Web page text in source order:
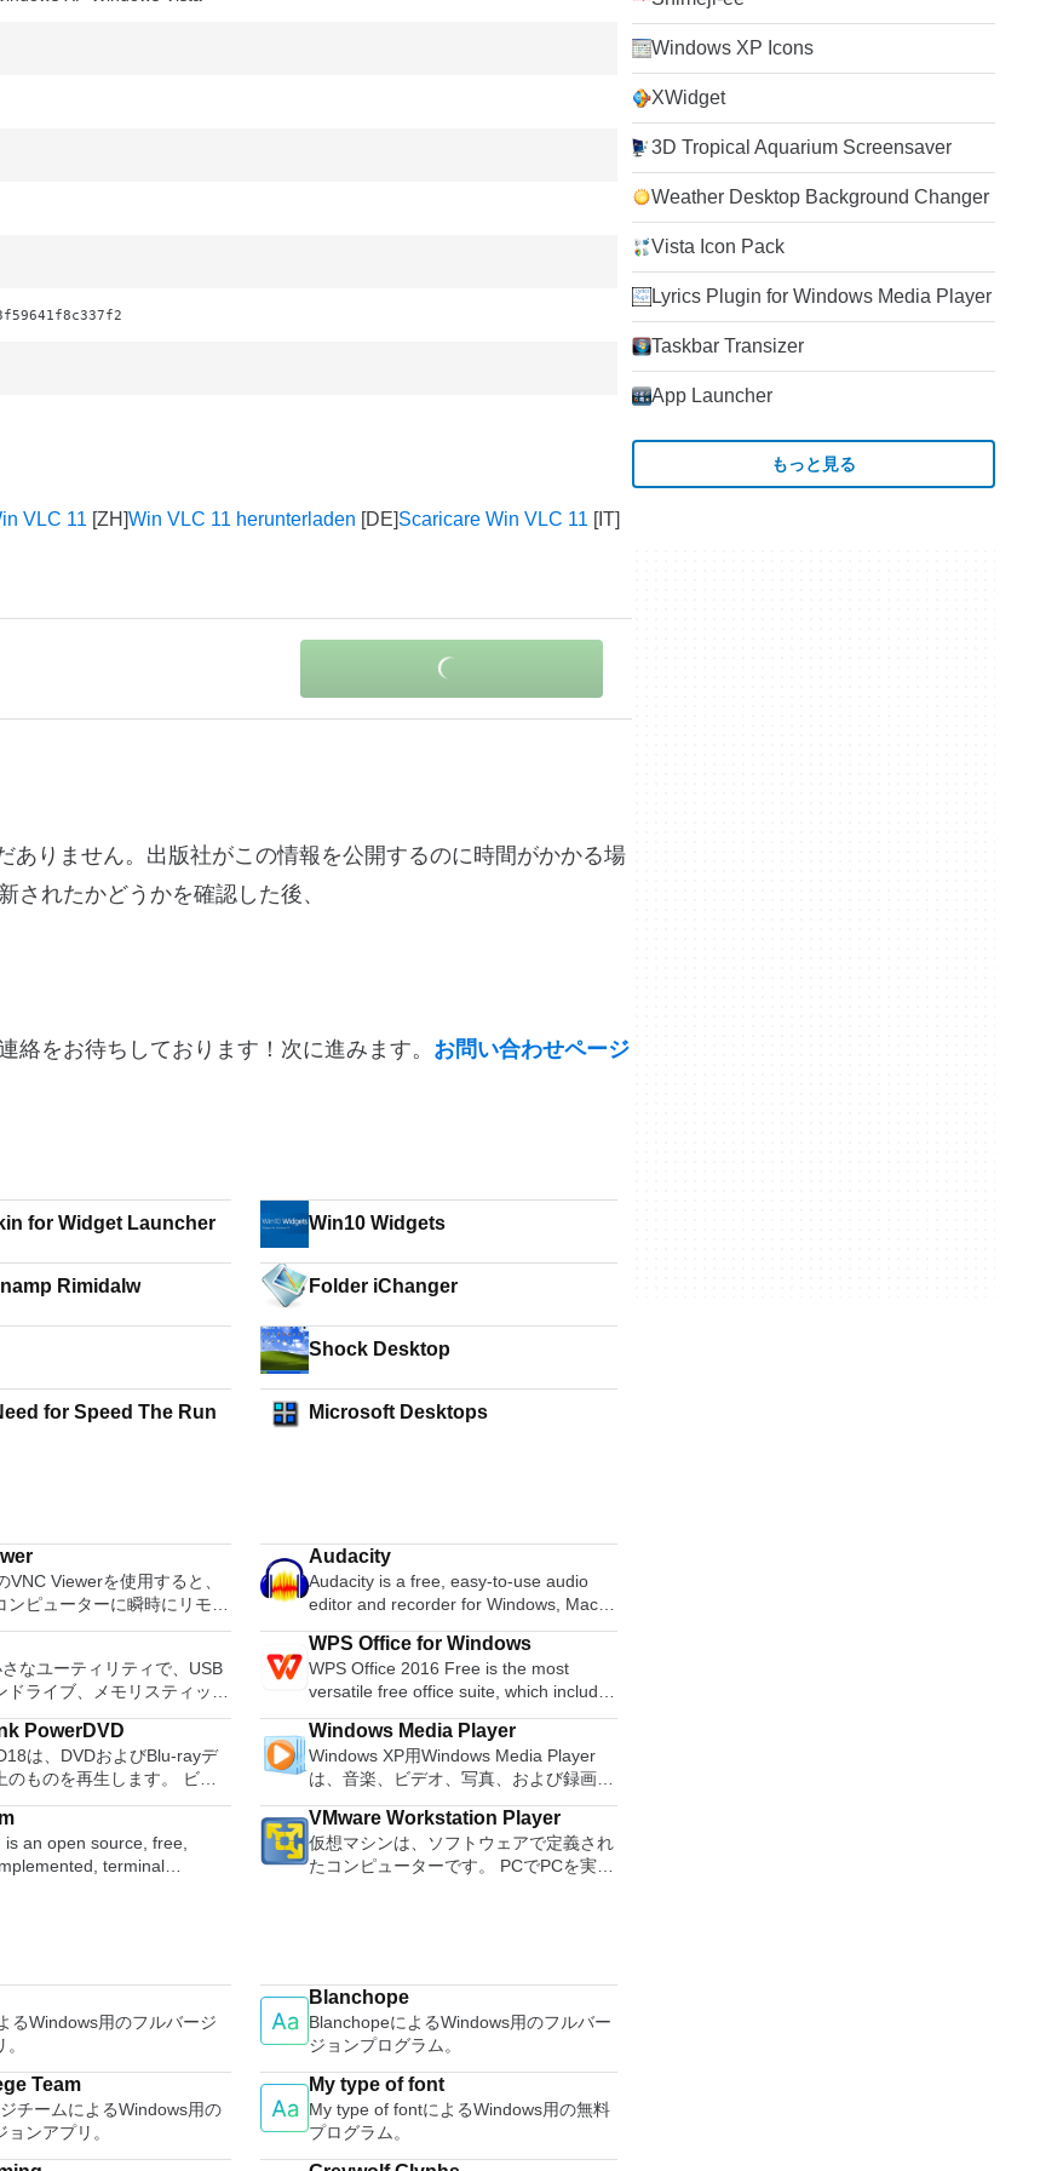
VLC 11 Win VLC 11 herunterladen
Scaricare Win VLC 11
りません。出版社がこの情報を公開するのに時間がかかる場
されたかどうかを確認した後、
をお待ちしております！次に進みます。 お問い合わせページ
for Widget Launcher Win10 Widgets
Rimidalw Folder iChanger
Shock Desktop
for Speed The Run Microsoft Desktops
VNC Viewerを使用すると、
ンピューターに瞬時にリモー
できます。 Mac、Windows
Linuxマシン、世界中のどこ
VNC Viewerを使用すると、
ターのデスクトップを表示し
ピューターの前に直接座って
うにマウスとキーボードを制
VNC Viewerは、イ
と使用が簡単です。制御した
でインストーラーを実行し、
てください。オプションで、
のリモート展開に使用可能な
ます。デスクトッププラット
介してVNC Connectを実行し
ピューターに接続します。
Sharing（ARD）などのサ
いるコンピューターに直接接
各デバイスでVNC Viewerに
して、すべてのデバイス間の
クアップおよび同期します。
Audacity
Audacity is a free, easy-to-use audio
editor and recorder for Windows, Mac
OS X, GNU/Linux and other operating
systems. You can use Audacity to:
Record live audio. Convert tapes and
records into digital recordings or CDs.
Edit Ogg Vorbis, MP3, WAV or AIFF
sound files. Cut, copy, splice or mix
sounds together. Change the speed or
pitch of a recording. Add new effects
with LADSPA plug-ins. And more!
なユーティリティで、USB
ドライブ、メモリスティック
可能なUSBフラッシュドライ
マットおよび作成できます。
のシナリオで役立ちます。
Linux、およびUEFI用の起動
らUSBインストールメディ
必要がある場合。 OSがイ
されていないシステムで作業
。 BIOSまたはその
Archbang、BartPE /
CentOS、Damn Small
、FreeDOS、Gentoo、
、Hiren&#39;s Boot CD、
、Kubuntu、Linux
Registry Editor、
、Parted Magic、
WPS Office for Windows
WPS Office 2016 Free is the most
versatile free office suite, which includes
free word processor, spreadsheet
program and presentation maker. With
these three programs you will easily be
able to deal with any office related
tasks. WPS Office 2016 Free has
multiple language support for English,
French, German, Spanish,
Portuguese,Russian and Polish
such as the paragraph adjustment tool
and multiple tabbed feature. It also has
a PDF converter, spell check and word
count feature. WPS Office 2016
Personal Edition supports switching
language UI,File Roaming and Docer
online templates. Key features include:
PowerDVD
は、DVDおよびBlu-rayデ
のものを再生します。 ビデ
ィオ、写真、VR 360°コンテ
にはYouTubeやVimeoにとっ
は重要なエンターテ
。 Ultra HD HDR TV
再生サポートと独自の強化に
にいても簡単にリラックスで
機能は次のとおりです。 4K
最適化 Ultra HD Blu-ray、
/ H.265およびHDR10コンテ
ート全画面モードで21：9モ
：1の映画を見る常時オン
ーでYouTubeライブを見る
Windows Media Player
Windows XP用Windows Media Player
は、音楽、ビデオ、写真、および録画し
たテレビ番組などすべてを保存して楽し
む最適な機能を搭載しています。 再
生、表示、外出先で楽しむためのポータ
ブル デバイスとの同期、さらには家中
をより多く - デジタル音楽体験がさらに
楽しくなります。 エンターテイメント
をすべて1つの場所に - 音楽、ビデオ、
写真、録画したテレビ番組をすべて保存
して楽しめます。 どこでも楽しめる -
どこにいても音楽、ビデオ、写真にアク
セスできます。
is an open source, free,
terminal
language and some
Key features
names. Supports SSH,
and serial ports.
digital/vt terminal
which allows the connection
VMware Workstation Player
仮想マシンは、ソフトウェアで定義され
たコンピューターです。 PCでPCを実行
はVMware ESXで作成された仮想マシン
を簡単に操作できます。 主な機能は次
のとおりです。 1台のPCで複数のオペ
レーティングシステムを同時に実行しま
す。 インストールや構成の問題なし
に、事前構成された製品の利点を体験し
てください。 ホストコンピューターと
仮想マシン間でデータを共有します。
32ビットと64ビットの両方の仮想マシ
るWindows用のフルバージ
Blanchope
BlanchopeによるWindows用のフルバー
ジョンプログラム。
Team
チームによるWindows用の
ンアプリ。
My type of font
My type of fontによるWindows用の無料
プログラム。
Windows XP Icons
XWidget
3D Tropical Aquarium Screensaver
Weather Desktop Background Changer
Vista Icon Pack
Lyrics Plugin for Windows Media Player
Taskbar Transizer
App Launcher
もっと見る